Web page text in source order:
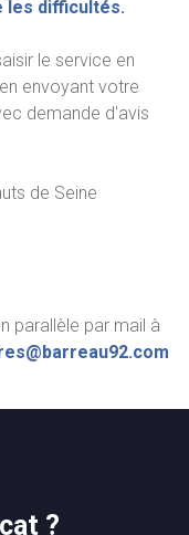
les difficultés.
le service en
envoyant votre
demande d'avis
de Seine
parallèle par mail à
?